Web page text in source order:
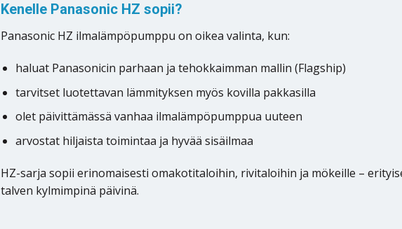
Kenelle Panasonic HZ sopii?
Panasonic HZ ilmalämpöpumppu on oikea valinta, kun:
haluat Panasonicin parhaan ja tehokkaimman mallin (Flagship)
tarvitset luotettavan lämmityksen myös kovilla pakkasilla
olet päivittämässä vanhaa ilmalämpöpumppua uuteen
arvostat hiljaista toimintaa ja hyvää sisäilmaa
HZ-sarja sopii erinomaisesti omakotitaloihin, rivitaloihin ja mökeille –
talven kylmimpinä päivinä.